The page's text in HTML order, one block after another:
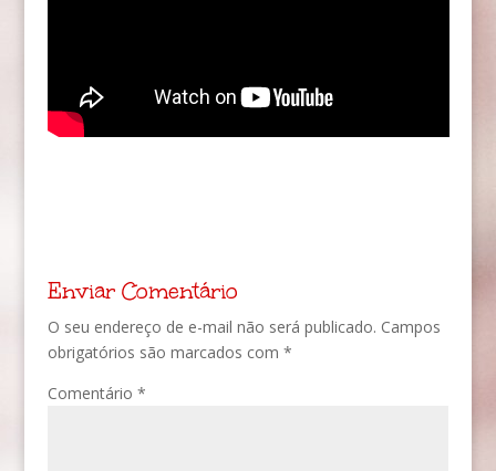
Enviar Comentário
O seu endereço de e-mail não será publicado. Campos
obrigatórios são marcados com *
Comentário *